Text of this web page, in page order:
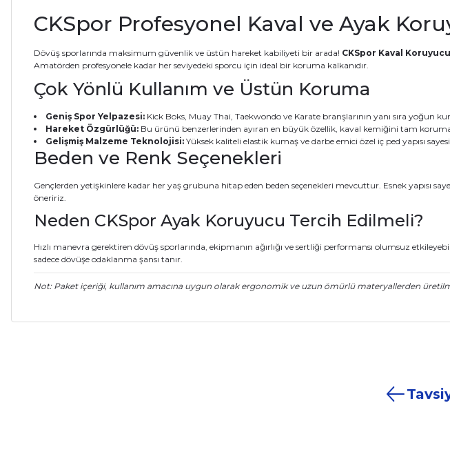
CKSpor Profesyonel Kaval ve Ayak
Dövüş sporlarında maksimum güvenlik ve üstün hareket kabiliyeti bir arada! CKSpor Kaval Koruyucu
Amatörden profesyonele kadar her seviyedeki sporcu için ideal bir koruma kalkanıdır.
Çok Yönlü Kullanım ve Üstün Koruma
Geniş Spor Yelpazesi: Kick Boks, Muay Thai, Taekwondo ve Karate branşlarının yanı sıra yoğun
Hareket Özgürlüğü: Bu ürünü benzerlerinden ayıran en büyük özellik, kaval kemiğini tam koruma
Gelişmiş Malzeme Teknolojisi: Yüksek kaliteli elastik kumaş ve darbe emici özel iç ped yapısı
Beden ve Renk Seçenekleri
Gençlerden yetişkinlere kadar her yaş grubuna hitap eden beden seçenekleri mevcuttur. Esnek yapısı
öneririz.
Neden CKSpor Ayak Koruyucu Tercih Edilmeli?
Hızlı manevra gerektiren dövüş sporlarında, ekipmanın ağırlığı ve sertliği performansı olumsuz
sadece dövüşe odaklanma şansı tanır.
Not: Paket içeriği, kullanım amacına uygun olarak ergonomik ve uzun ömürlü materyallerden